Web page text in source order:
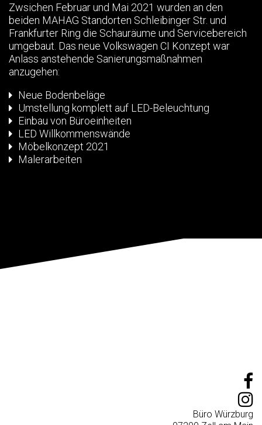
Zwsichen Februar und Mai 2021 wurden an den
beiden MAHAG Standorten Schleibinger Str. und
Frankfurter Ring die Schauräume und Servicebereich
umgebaut. Das neue Volkswagen CI Konzept war
Anlass anstehende Sanierungsmaßnahmen
anzugehen:
Neue Bodenbeläge
Umstellung komplett auf LED-Beleuchtung
Einbau von Büroeinheiten
LED Willkommenswände
Möbelkonzept 2021
Malerarbeiten
Büro Würzburg